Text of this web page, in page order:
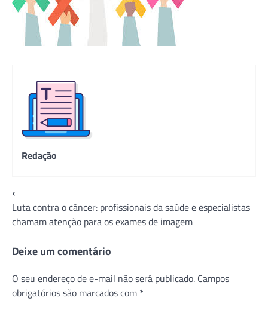
Redação
Navegação
de
Post
⟵
Luta contra o câncer: profissionais da saúde e especialistas
chamam atenção para os exames de imagem
Deixe um comentário
O seu endereço de e-mail não será publicado. Campos
obrigatórios são marcados com *